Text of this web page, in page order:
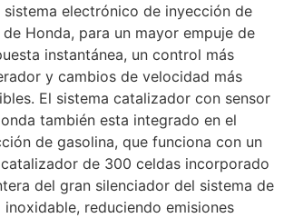
electrónico de inyección de
Honda, para un mayor empuje de
instantánea, un control más
y cambios de velocidad más
El sistema catalizador con sensor
también esta integrado en el
de gasolina, que funciona con un
de 300 celdas incorporado
del gran silenciador del sistema de
reduciendo emisiones